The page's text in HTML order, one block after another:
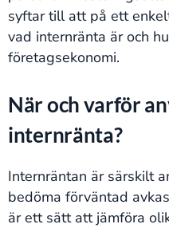
syftar till att på ett
vad internränta är och
företagsekonomi.
När och varför
internränta?
Internräntan är särskilt
bedöma förväntad
är ett sätt att jämföra